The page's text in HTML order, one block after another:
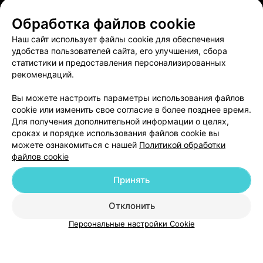
ЭФФЕКТИВНАЯ РЕКЛАМА НА САЙТЕ
Добавить компанию
Добавить специалиста
Новости проекта
Размещение рекламы
Медицинский маркетинг
Публичный договор
Обработка файлов cookie
Наш сайт использует файлы cookie для обеспечения
удобства пользователей сайта, его улучшения, сбора
статистики и предоставления персонализированных
рекомендаций.
Вы можете настроить параметры использования файлов
cookie или изменить свое согласие в более позднее время.
Для получения дополнительной информации о целях,
сроках и порядке использования файлов cookie вы
можете ознакомиться с нашей Политикой обработки
файлов cookie
Отклонить
Принять
Персональные настройки Cookie